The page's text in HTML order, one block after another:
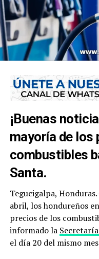
¡Buenas
mayoría de los
combustibles
Santa.
Tegucigalpa,
abril, los hondureños
precios de los
informado la
el día 20 del mismo